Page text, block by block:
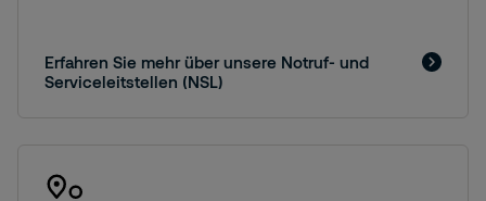
Erfahren Sie mehr über unsere Notruf- und
Serviceleitstellen (NSL)